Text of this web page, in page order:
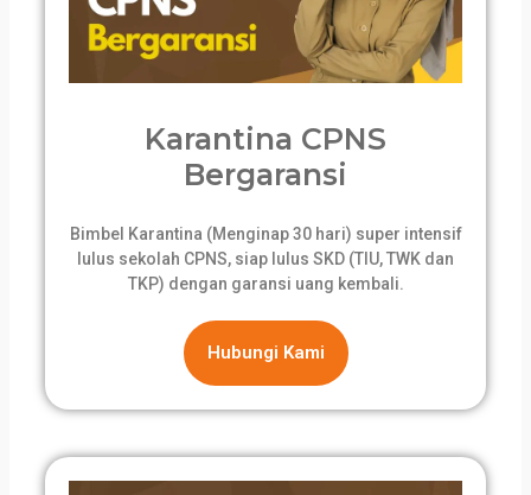
Karantina CPNS
Bergaransi
Bimbel Karantina (Menginap 30 hari) super intensif
lulus sekolah CPNS, siap lulus SKD (TIU, TWK dan
TKP) dengan garansi uang kembali.
Hubungi Kami